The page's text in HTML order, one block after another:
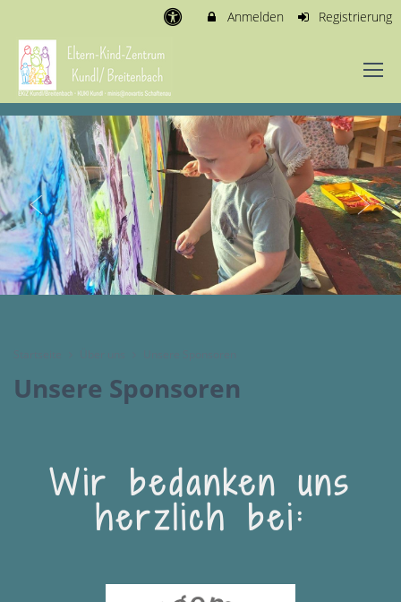
Anmelden Registrierung
Unsere Sponsoren
Wir bedanken uns
herzlich bei: